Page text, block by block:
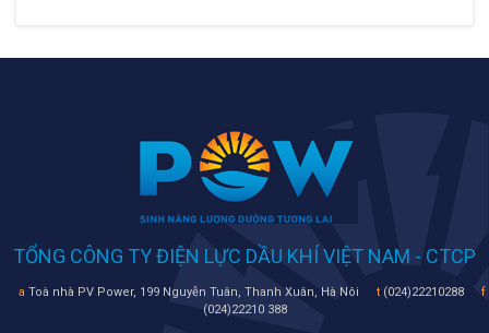
TỔNG CÔNG TY ĐIỆN LỰC DẦU KHÍ VIỆT NAM - CTCP